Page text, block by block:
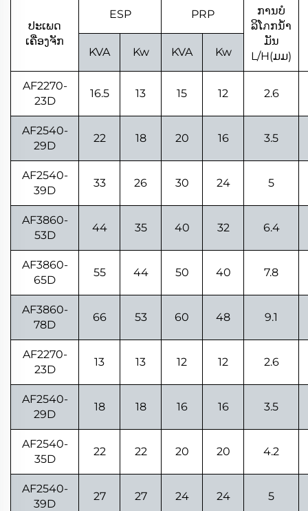
ປະເພດ
ເຄື່ອງຈັກ
ESP PRP
ການບໍ
ລິໂภກນ້ຳ
ມັນ
L/H(ມມ)
KVA Kw KVA Kw
AF2270-
23D
16.5 13 15 12 2.6
AF2540-
29D
22 18 20 16 3.5
AF2540-
39D
33 26 30 24 5
AF3860-
53D
44 35 40 32 6.4
AF3860-
65D
55 44 50 40 7.8
AF3860-
78D
66 53 60 48 9.1
AF2270-
23D
13 13 12 12 2.6
AF2540-
29D
18 18 16 16 3.5
AF2540-
35D
22 22 20 20 4.2
AF2540-
39D
27 27 24 24 5